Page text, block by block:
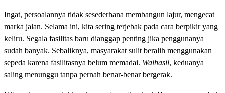
Ingat, persoalannya tidak sesederhana membangun lajur, mengecat
marka jalan. Selama ini, kita sering terjebak pada cara berpikir yang
keliru. Segala fasilitas baru dianggap penting jika penggunanya
sudah banyak. Sebaliknya, masyarakat sulit beralih menggunakan
sepeda karena fasilitasnya belum memadai. Walhasil, keduanya
saling menunggu tanpa pernah benar-benar bergerak.